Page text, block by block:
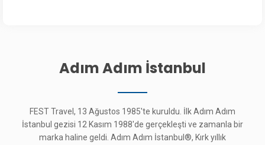
Adım Adım İstanbul
FEST Travel, 13 Ağustos 1985'te kuruldu. İlk Adım Adım
İstanbul gezisi 12 Kasım 1988'de gerçekleşti ve zamanla bir
marka haline geldi. Adım Adım İstanbul®, Kırk yıllık